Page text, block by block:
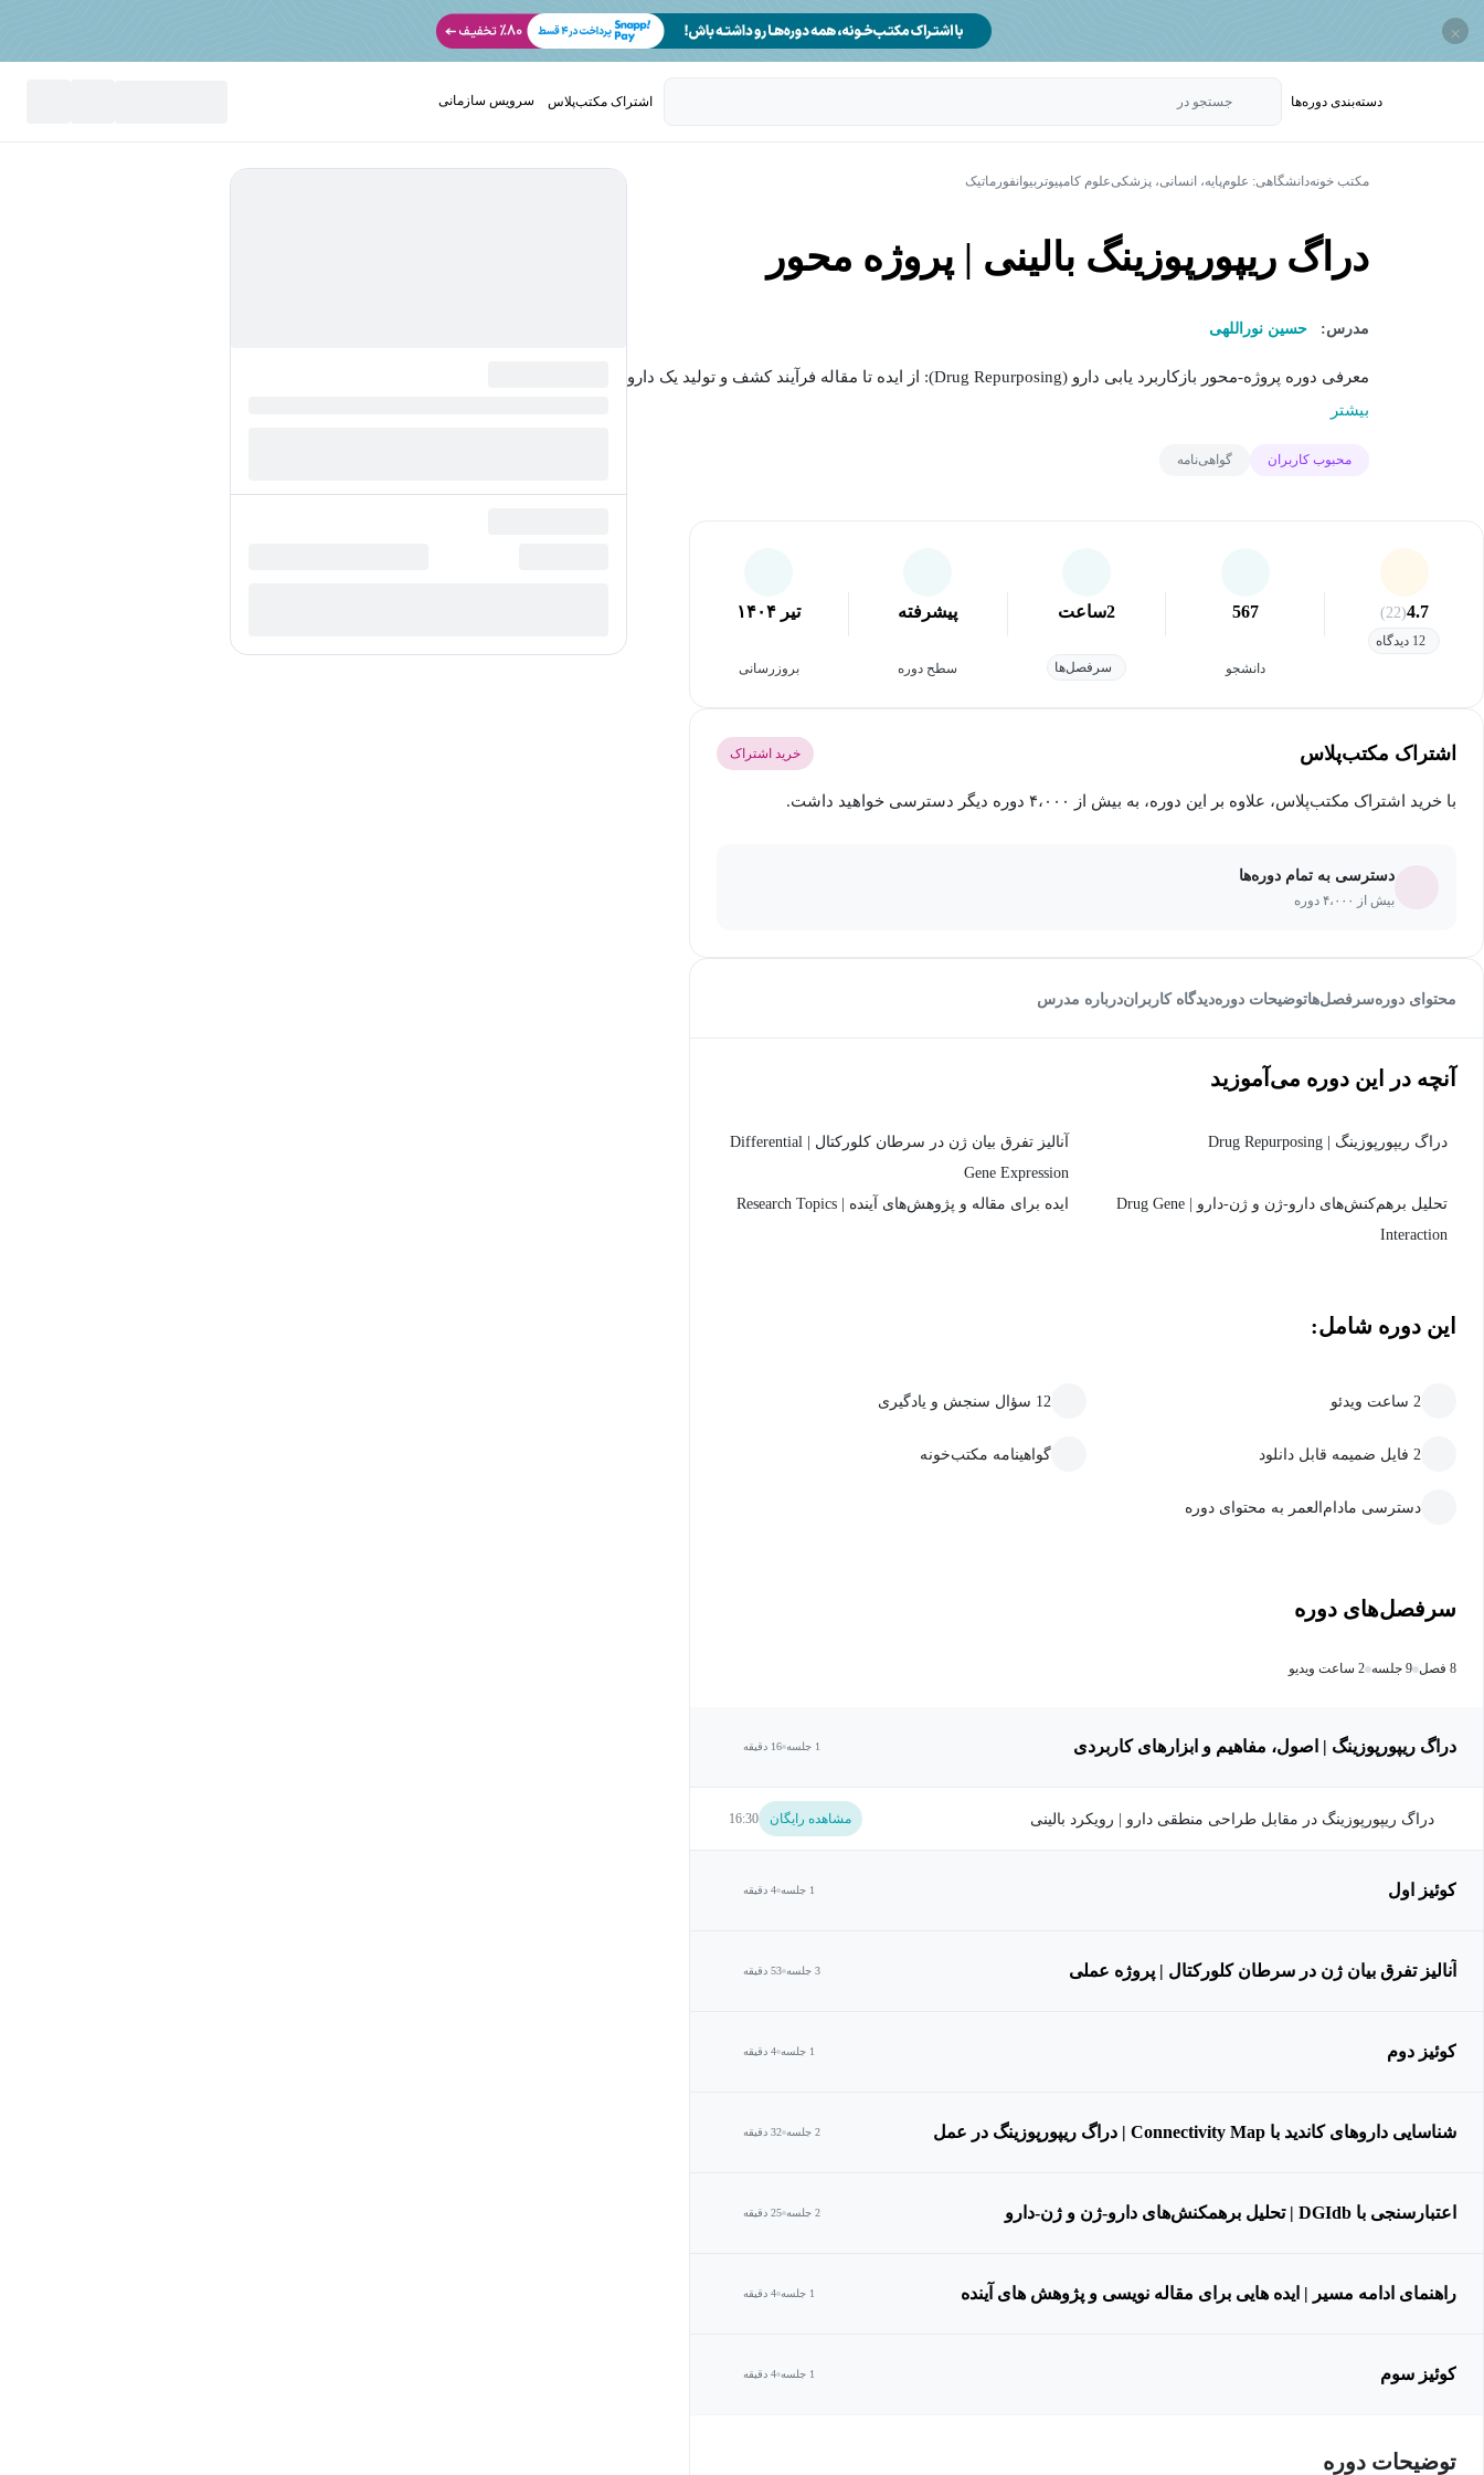
×
دسته‌بندی‌ دوره‌ها جستجو در اشتراک مکتب‌پلاس سرویس سازمانی
مکتب خونهدانشگاهی: علوم‌پایه، انسانی، پزشکیعلوم کامپیوتر بیوانفورماتیک
دراگ ریپورپوزینگ بالینی | پروژه محور
مدرس: حسین نوراللهی
معرفی دوره پروژه-محور بازکاربرد یابی دارو (Drug Repurposing): از ایده تا مقاله فرآیند کشف و تولید یک داروی...
بیشتر
محبوب کاربران گواهی‌نامه
4.7
(22)
12 دیدگاه
567
دانشجو
2ساعت
سرفصل‌ها
پیشرفته
سطح دوره بروزرسانی
تیر ۱۴۰۴
اشتراک مکتب‌پلاس خرید اشتراک
با خرید اشتراک مکتب‌پلاس، علاوه بر این دوره، به بیش از ۴،۰۰۰ دوره دیگر دسترسی خواهید داشت.
دسترسی به تمام دوره‌ها
بیش از ۴،۰۰۰ دوره
محتوای دورهسرفصل‌هاتوضیحات دورهدیدگاه کاربراندرباره مدرس
آنچه در این دوره می‌آموزید
دراگ ریپورپوزینگ | Drug Repurposing
آنالیز تفرق بیان ژن در سرطان کلورکتال | Differential
Gene Expression
تحلیل برهم‌کنش‌های دارو-ژن و ژن-دارو | Drug Gene
Interaction
ایده برای مقاله و پژوهش‌های آینده | Research Topics
این دوره شامل:
2 ساعت ویدئو 12 سؤال سنجش و یادگیری
2 فایل ضمیمه قابل دانلود گواهینامه مکتب‌خونه
دسترسی مادام‌العمر به محتوای دوره
سرفصل‌های دوره
8 فصل 9 جلسه 2 ساعت ویدیو
دراگ ریپورپوزینگ | اصول، مفاهیم و ابزارهای کاربردی 1 جلسه 16 دقیقه
دراگ ریپورپوزینگ در مقابل طراحی منطقی دارو | رویکرد بالینی مشاهده رایگان 16:30
کوئیز اول 1 جلسه 4 دقیقه
آنالیز تفرق بیان ژن در سرطان کلورکتال | پروژه عملی 3 جلسه 53 دقیقه
کوئیز دوم 1 جلسه 4 دقیقه
شناسایی داروهای کاندید با Connectivity Map | دراگ ریپورپوزینگ در عمل 2 جلسه 32 دقیقه
اعتبارسنجی با DGIdb | تحلیل برهمکنش‌های دارو-ژن و ژن-دارو 2 جلسه 25 دقیقه
راهنمای ادامه مسیر | ایده هایی برای مقاله نویسی و پژوهش های آینده 1 جلسه 4 دقیقه
کوئیز سوم 1 جلسه 4 دقیقه
توضیحات دوره